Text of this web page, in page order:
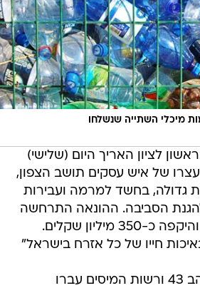
מיכלי השתייה שנשלחו
לציון האריך היום (שלישי)
של איש עסקים תושב הצפון,
גדולה, בחשד למרמה ועבירות
הסביבה. ההונאה התרחשה
סביב חוק הפיקדון, והיקפה כ-350 מיליון שקלים.
חייו של כל אזרח בישראל"
המשטרה, יחידת להב 43 ורשות המיסים עברו